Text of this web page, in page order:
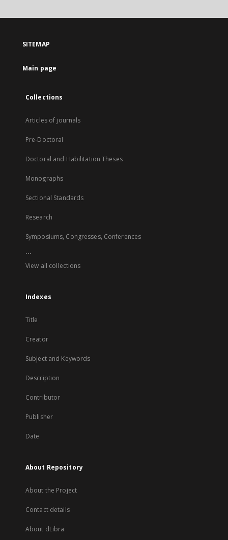
SITEMAP
Main page
Collections
Articles of journals
Pre-Doctoral
Doctoral and Habilitation Theses
Monographs
Sectional Standards
Research
Symposiums, Congresses, Conferences
...
View all collections
Indexes
Title
Creator
Subject and Keywords
Description
Contributor
Publisher
Date
About Repository
About the Project
Contact details
About dLibra